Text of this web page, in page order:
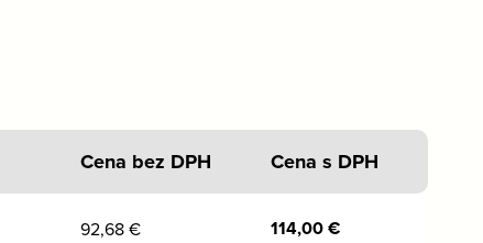
Cena bez DPH Cena s DPH
92,68€ 114,00€